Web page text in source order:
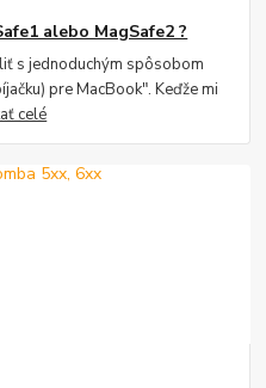
alebo MagSafe2 ?
s jednoduchým spôsobom
pre MacBook". Keďže mi
celé